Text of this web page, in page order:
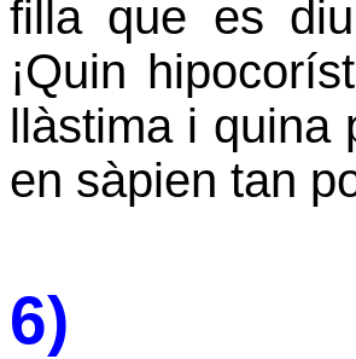
filla que es diu
¡Quin
llàstima i quina
en sàpien tan
6)